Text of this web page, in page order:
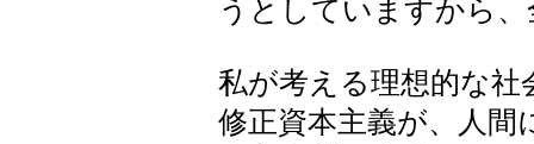
うとしていますから
私が考える理想的な社
修正資本主義が、人